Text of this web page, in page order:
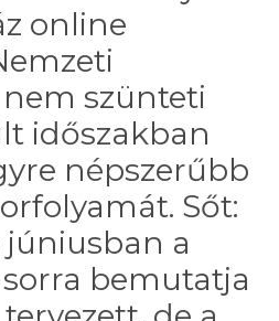
online
szünteti
időszakban
népszerűbb
Sőt:
a
bemutatja